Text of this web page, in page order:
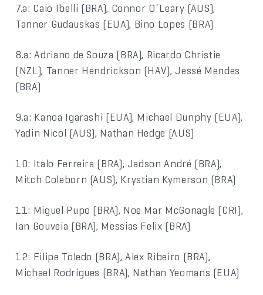
7.a: Caio Ibelli (BRA), Connor O´Leary (AUS),
Tanner Gudauskas (EUA), Bino Lopes (BRA)
8.a: Adriano de Souza (BRA), Ricardo Christie
(NZL), Tanner Hendrickson (HAV), Jessé Mendes
(BRA)
9.a: Kanoa Igarashi (EUA), Michael Dunphy (EUA),
Yadin Nicol (AUS), Nathan Hedge (AUS)
10: Italo Ferreira (BRA), Jadson André (BRA),
Mitch Coleborn (AUS), Krystian Kymerson (BRA)
11: Miguel Pupo (BRA), Noe Mar McGonagle (CRI),
Ian Gouveia (BRA), Messias Felix (BRA)
12: Filipe Toledo (BRA), Alex Ribeiro (BRA),
Michael Rodrigues (BRA), Nathan Yeomans (EUA)